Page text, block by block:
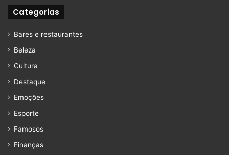
Categorias
Bares e restaurantes
Beleza
Cultura
Destaque
Emoções
Esporte
Famosos
Finanças